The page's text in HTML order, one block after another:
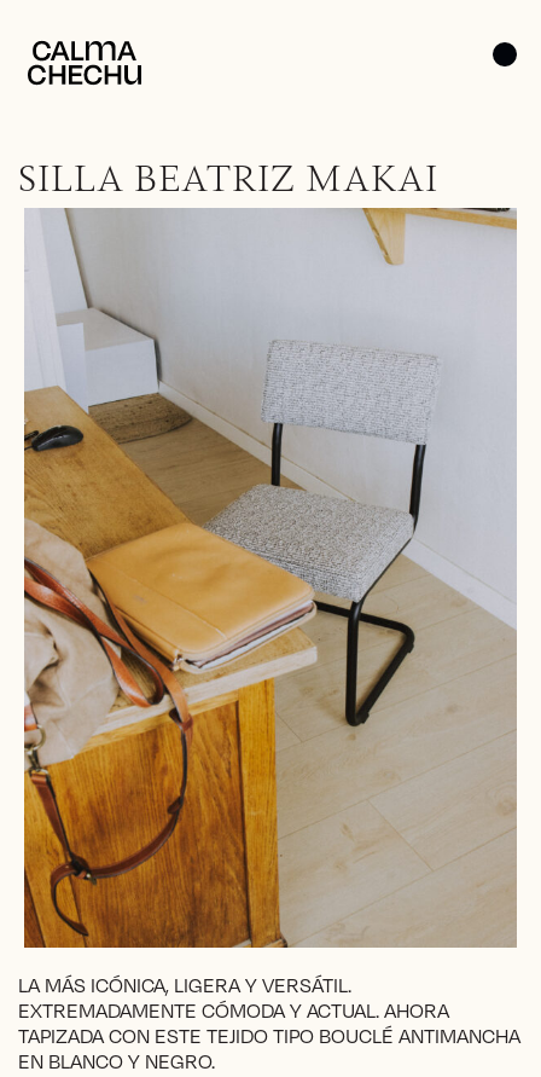
SILLA BEATRIZ MAKAI
LA MÁS ICÓNICA, LIGERA Y VERSÁTIL.
EXTREMADAMENTE CÓMODA Y ACTUAL. AHORA
TAPIZADA CON ESTE TEJIDO TIPO BOUCLÉ ANTIMANCHA
EN BLANCO Y NEGRO.